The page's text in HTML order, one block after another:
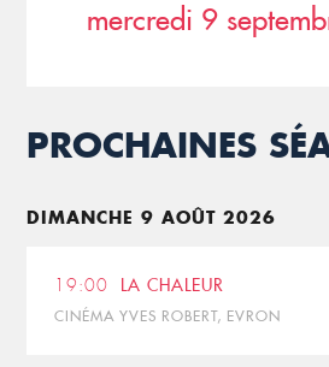
mercredi 9
PROCHAINES
DIMANCHE 9 AOÛT 2026
19:00 LA CHALEUR
CINÉMA YVES ROBERT, EVRON